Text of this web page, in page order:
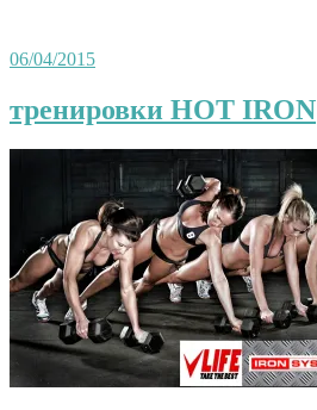
06/04/2015
тренировки HOT IRON